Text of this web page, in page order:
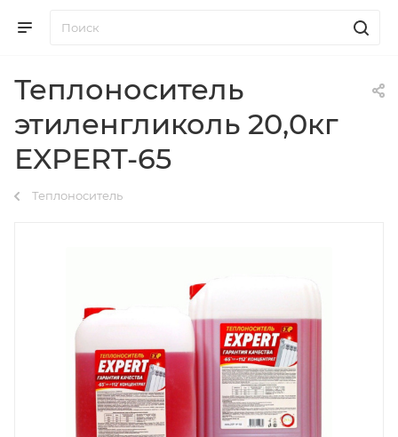
Теплоноситель
этиленгликоль 20,0кг
EXPERT-65
Теплоноситель